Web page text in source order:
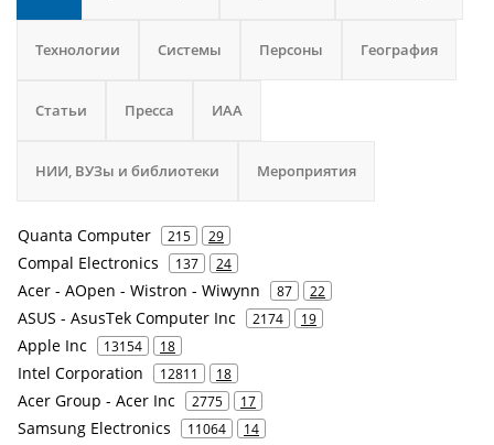
Технологии Системы Персоны География
Статьи Пресса ИАА
НИИ, ВУЗы и библиотеки Мероприятия
Quanta Computer 215 29
Compal Electronics 137 24
Acer - AOpen - Wistron - Wiwynn 87 22
ASUS - AsusTek Computer Inc 2174 19
Apple Inc 13154 18
Intel Corporation 12811 18
Acer Group - Acer Inc 2775 17
Samsung Electronics 11064 14